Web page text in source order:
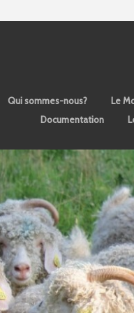
Qui sommes-nous? Le
Documentation